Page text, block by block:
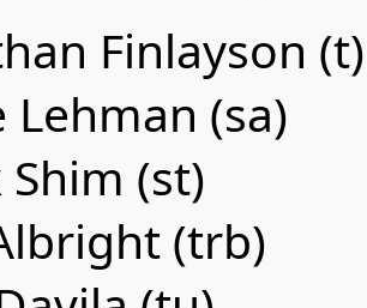
Finlayson (t)
Lehman (sa)
(st)
(trb)